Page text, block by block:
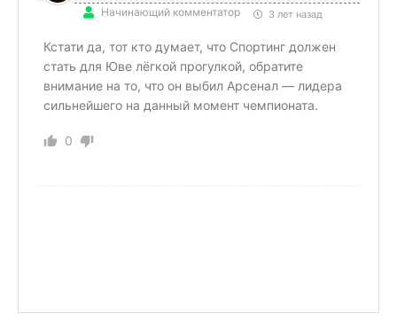
Начинающий комментатор 3 лет назад
Кстати да, тот кто думает, что Спортинг должен
стать для Юве лёгкой прогулкой, обратите
внимание на то, что он выбил Арсенал — лидера
сильнейшего на данный момент чемпионата.
0